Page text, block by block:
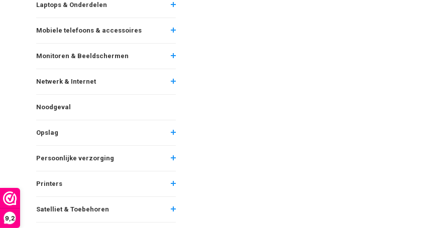
9,2
Laptops & Onderdelen
Mobiele telefoons & accessoires
Monitoren & Beeldschermen
Netwerk & Internet
Noodgeval
Opslag
Persoonlijke verzorging
Printers
Satelliet & Toebehoren